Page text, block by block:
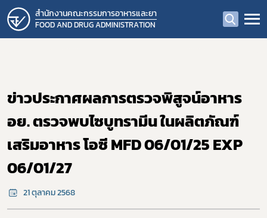
สำนักงานคณะกรรมการอาหารและยา
FOOD AND DRUG ADMINISTRATION
ข่าวประกาศผลการตรวจพิสูจน์อาหาร
อย. ตรวจพบไซบูทรามีน ในผลิตภัณฑ์
เสริมอาหาร โอซี MFD 06/01/25 EXP
06/01/27
21 ตุลาคม 2568